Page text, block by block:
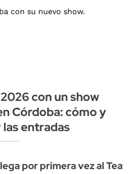
con un show
Córdoba: cómo y
entradas
por primera vez al